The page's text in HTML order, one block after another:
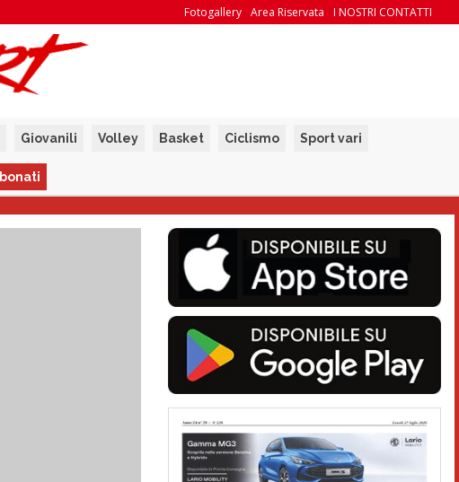
I NOSTRI CONTATTI
Area Riservata
Fotogallery
Giovanili Volley Basket Ciclismo Sport vari